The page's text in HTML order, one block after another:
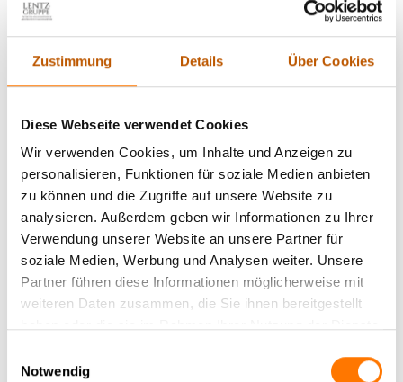
Zustimmung Details Über Cookies
Diese Webseite verwendet Cookies
Wir verwenden Cookies, um Inhalte und Anzeigen zu
personalisieren, Funktionen für soziale Medien anbieten
zu können und die Zugriffe auf unsere Website zu
analysieren. Außerdem geben wir Informationen zu Ihrer
Verwendung unserer Website an unsere Partner für
soziale Medien, Werbung und Analysen weiter. Unsere
Partner führen diese Informationen möglicherweise mit
weiteren Daten zusammen, die Sie ihnen bereitgestellt
Notwendig
Die Nachteile von Subunternehmern erläutern wir aufunserer
durchgehend, oder 24/7 über unseren digitalen Berater Kai
völlig kostenfrei gern gebührenfrei unter (0800) 88 333 11 zu
unserer Detektei. Hilden betreuen wir zusätzlich gern auch per
Videoberatung.
Erfahrung seit 1995 als Detektei. Hilden ist Einsatzgebiet!
Haben Sie den Verdacht, dass Ihr Ex-Partner völlig zu Unrecht
Unterhalt von Ihnen erhält, weil er für seinen Lebensunterhalt
schon längst selbst sorgen kann?
vortäuscht, also Lohnfortzahlungsbetrug begeht, oder für sich